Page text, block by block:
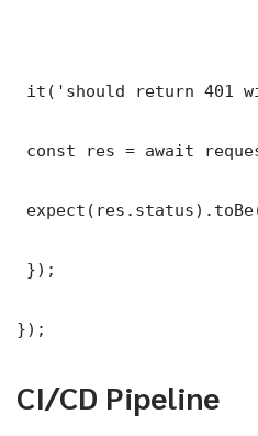
it('should return 401
const res = await
});
});
CI/CD Pipeline